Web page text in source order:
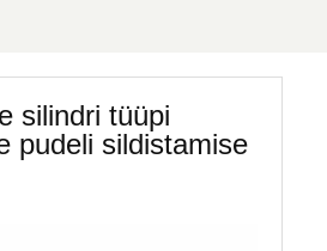
silindri tüüpi
pudeli sildistamise